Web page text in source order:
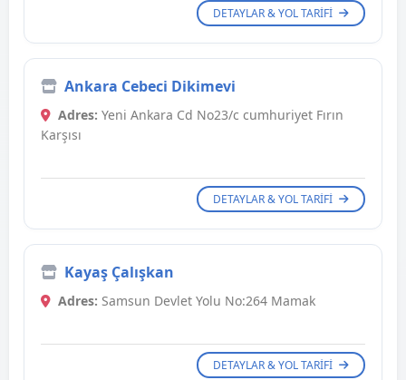
DETAYLAR & YOL TARIFI
Ankara Cebeci Dikimevi
Adres: Yeni Ankara Cd No23/c cumhuriyet Fırın
Karşısı
DETAYLAR & YOL TARIFI
Kayaş Çalışkan
Adres: Samsun Devlet Yolu No:264 Mamak
DETAYLAR & YOL TARIFI